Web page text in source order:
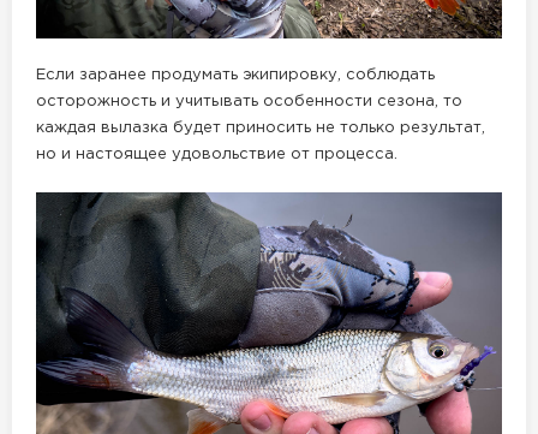
Если заранее продумать экипировку, соблюдать
осторожность и учитывать особенности сезона, то
каждая вылазка будет приносить не только результат,
но и настоящее удовольствие от процесса.